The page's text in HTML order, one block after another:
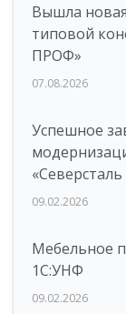
Вышла новая
типовой
ПРОФ»
07.08.2026
Успешное
09.02.2026
Мебельное
1С:УНФ
09.02.2026